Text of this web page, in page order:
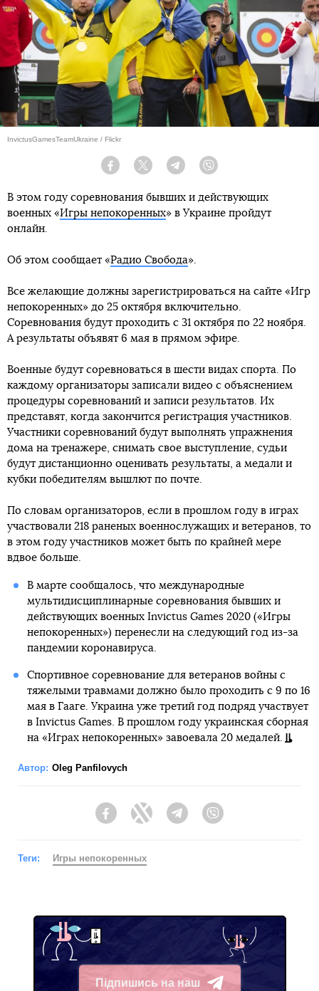
InvictusGamesTeamUkraine / Flickr
Facebook Twitter Telegram
В этом году соревнования бывших и действующих
военных «Игры непокоренных» в Украине пройдут
онлайн.
Об этом сообщает «Радио Свобода».
Все желающие должны зарегистрироваться на сайте «Игр
непокоренных» до 25 октября включительно.
Соревнования будут проходить с 31 октября по 22 ноября.
А результаты объявят 6 мая в прямом эфире.
Военные будут соревноваться в шести видах спорта. По
каждому организаторы записали видео с объяснением
процедуры соревнований и записи результатов. Их
представят, когда закончится регистрация участников.
Участники соревнований будут выполнять упражнения
дома на тренажере, снимать свое выступление, судьи
будут дистанционно оценивать результаты, а медали и
кубки победителям вышлют по почте.
По словам организаторов, если в прошлом году в играх
участвовали 218 раненых военнослужащих и ветеранов, то
в этом году участников может быть по крайней мере
вдвое больше.
В марте сообщалось, что международные
мультидисциплинарные соревнования бывших и
действующих военных Invictus Games 2020 («Игры
непокоренных») перенесли на следующий год из-за
пандемии коронавируса.
Спортивное соревнование для ветеранов войны с
тяжелыми травмами должно было проходить с 9 по 16
мая в Гааге. Украина уже третий год подряд участвует
в Invictus Games. В прошлом году украинская сборная
на «Играх непокоренных» завоевала 20 медалей.
Автор: Oleg Panfilovych
FacebookTwitter Telegram
Теги: Игры непокоренных
Підпишись на наш